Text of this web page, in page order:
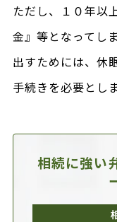
ただし、１０年以
金』等となってし
出すためには、休
手続きを必要とし
相続に強い